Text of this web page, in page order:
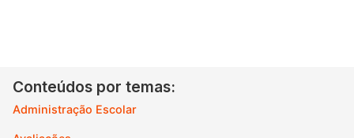
Conteúdos por temas:
Administração Escolar